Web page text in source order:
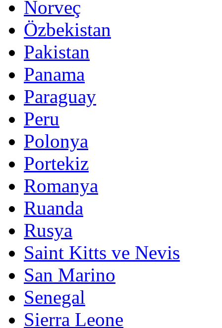
Norveç
Özbekistan
Pakistan
Panama
Paraguay
Peru
Polonya
Portekiz
Romanya
Ruanda
Rusya
Saint Kitts ve Nevis
San Marino
Senegal
Sierra Leone